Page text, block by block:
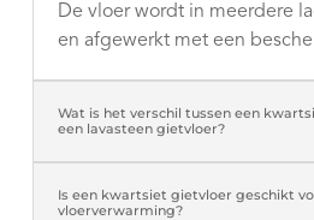
De vloer wordt in meerdere
en afgewerkt met een
Wat is het verschil tussen een
een lavasteen gietvloer?
Is een kwartsiet gietvloer geschikt
vloerverwarming?